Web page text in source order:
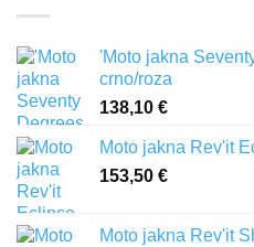
'Moto jakna
crno/roza
138,10 €
Moto jakna Rev'it
153,50 €
Moto jakna Rev'it